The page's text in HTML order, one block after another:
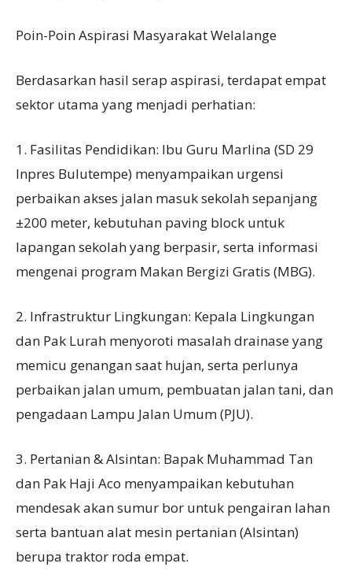
Poin-Poin Aspirasi Masyarakat Welalange
Berdasarkan hasil serap aspirasi, terdapat empat
sektor utama yang menjadi perhatian:
1. Fasilitas Pendidikan: Ibu Guru Marlina (SD 29
Inpres Bulutempe) menyampaikan urgensi
perbaikan akses jalan masuk sekolah sepanjang
±200 meter, kebutuhan paving block untuk
lapangan sekolah yang berpasir, serta informasi
mengenai program Makan Bergizi Gratis (MBG).
2. Infrastruktur Lingkungan: Kepala Lingkungan
dan Pak Lurah menyoroti masalah drainase yang
memicu genangan saat hujan, serta perlunya
perbaikan jalan umum, pembuatan jalan tani, dan
pengadaan Lampu Jalan Umum (PJU).
3. Pertanian & Alsintan: Bapak Muhammad Tan
dan Pak Haji Aco menyampaikan kebutuhan
mendesak akan sumur bor untuk pengairan lahan
serta bantuan alat mesin pertanian (Alsintan)
berupa traktor roda empat.